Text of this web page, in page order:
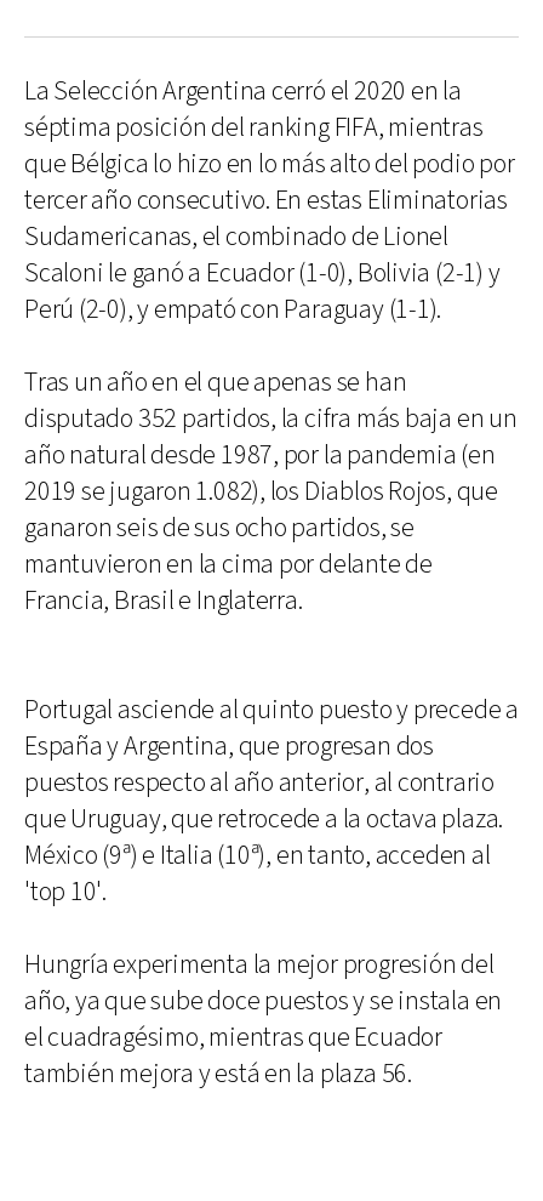
La Selección Argentina cerró el 2020 en la
séptima posición del ranking FIFA, mientras
que Bélgica lo hizo en lo más alto del podio por
tercer año consecutivo. En estas Eliminatorias
Sudamericanas, el combinado de Lionel
Scaloni le ganó a Ecuador (1-0), Bolivia (2-1) y
Perú (2-0), y empató con Paraguay (1-1).
Tras un año en el que apenas se han
disputado 352 partidos, la cifra más baja en un
año natural desde 1987, por la pandemia (en
2019 se jugaron 1.082), los Diablos Rojos, que
ganaron seis de sus ocho partidos, se
mantuvieron en la cima por delante de
Francia, Brasil e Inglaterra.
Portugal asciende al quinto puesto y precede a
España y Argentina, que progresan dos
puestos respecto al año anterior, al contrario
que Uruguay, que retrocede a la octava plaza.
México (9ª) e Italia (10ª), en tanto, acceden al
'top 10'.
Hungría experimenta la mejor progresión del
año, ya que sube doce puestos y se instala en
el cuadragésimo, mientras que Ecuador
también mejora y está en la plaza 56.